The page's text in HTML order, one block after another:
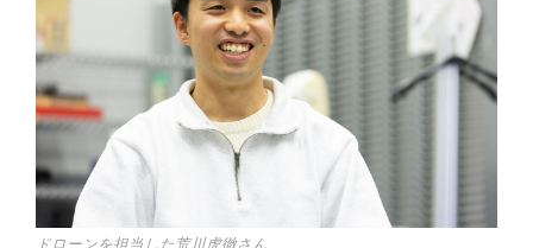
ドローンを担当した荒川虎徹さん